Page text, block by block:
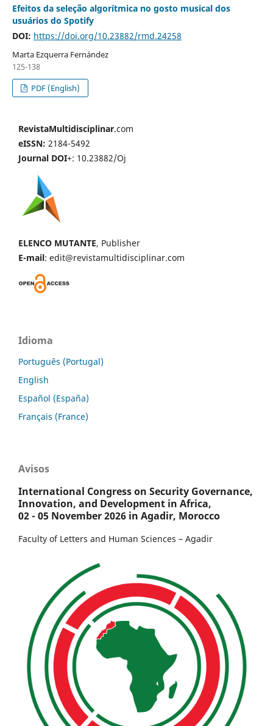
Efeitos da seleção algorítmica no gosto musical dos
usuários do Spotify
DOI: https://doi.org/10.23882/rmd.24258
Marta Ezquerra Fernández
125-138
PDF (English)
RevistaMultidisciplinar.com
eISSN: 2184-5492
Journal DOI+: 10.23882/Oj
ELENCO MUTANTE, Publisher
E-mail: edit@revistamultidisciplinar.com
Idioma
Português (Portugal)
English
Español (España)
Français (France)
Avisos
International Congress on Security Governance,
Innovation, and Development in Africa,
02 - 05 November 2026 in Agadir, Morocco
Faculty of Letters and Human Sciences – Agadir